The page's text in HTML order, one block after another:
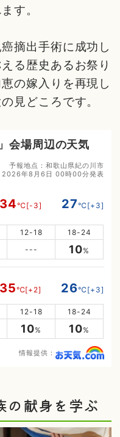
す。
摘出手術に成功し
る歴史あるお祭り
の嫁入りを再現し
見どころです。
会場周辺の天気
予報地点：和歌山県紀の川市
2026年8月6日 00時00分発表
34℃[-3] 27℃[+3]
12-18 18-24
--- 10%
35℃[+2] 26℃[+3]
12-18 18-24
10% 10%
情報提供：
の献身を学ぶ